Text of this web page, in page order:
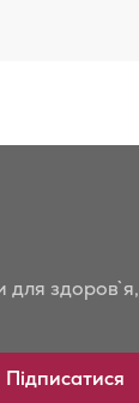
для здоров`я,
Підписатися